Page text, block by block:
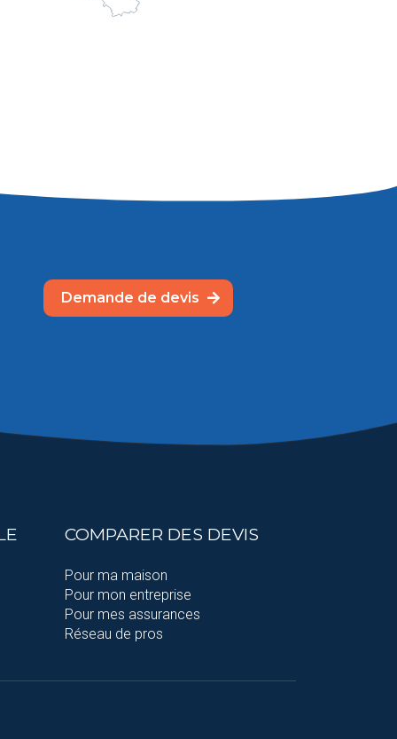
Demande de devis
COMPARER DES DEVIS
Pour ma maison
Pour mon entreprise
Pour mes assurances
Réseau de pros